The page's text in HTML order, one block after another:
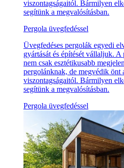
viszontagságaitól. Bármilyen
segítünk a megvalósításban.
Pergola üvegfedéssel
Üvegfedéses pergolák egyedi
gyártását és építését vállaljuk.
nem csak esztétikusabb
pergolánknak, de megvédik önt
viszontagságaitól. Bármilyen
segítünk a megvalósításban.
Pergola üvegfedéssel